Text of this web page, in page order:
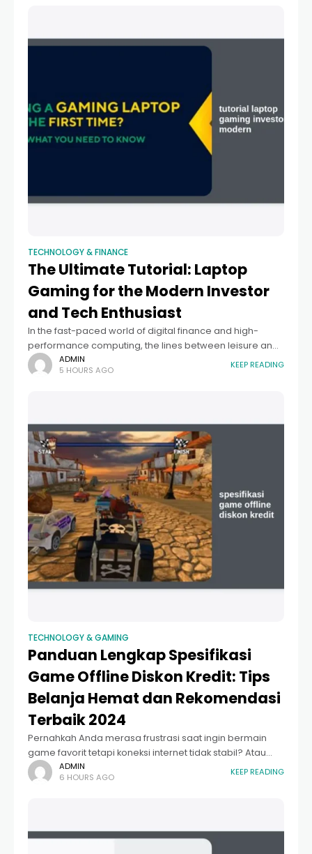
TECHNOLOGY & FINANCE
The Ultimate Tutorial: Laptop
Gaming for the Modern Investor
and Tech Enthusiast
In the fast-paced world of digital finance and high-
performance computing, the lines between leisure and
professional productivity have blurred. For those seeking
a comprehensive tutorial laptop gaming investor
ADMIN
5 HOURS AGO
KEEP READING
TECHNOLOGY & GAMING
Panduan Lengkap Spesifikasi
Game Offline Diskon Kredit: Tips
Belanja Hemat dan Rekomendasi
Terbaik 2024
Pernahkah Anda merasa frustrasi saat ingin bermain
game favorit tetapi koneksi internet tidak stabil? Atau
mungkin Anda ingin membeli game original namun
anggaran sedang terbatas? Memahami spesifikasi
ADMIN
6 HOURS AGO
KEEP READING